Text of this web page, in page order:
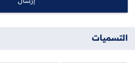
التسميات